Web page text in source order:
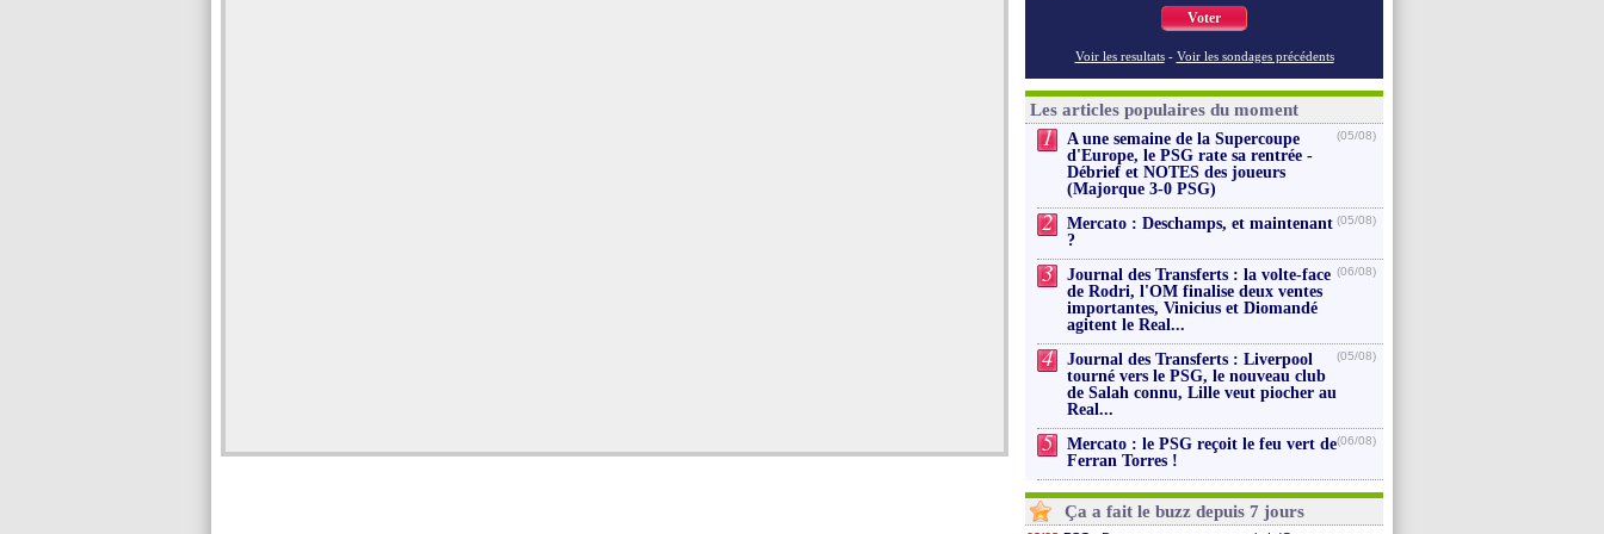
Voter
Voir les resultats - Voir les sondages précédents
Les articles populaires du moment
1
A une semaine de la Supercoupe
d'Europe, le PSG rate sa rentrée -
Débrief et NOTES des joueurs
(Majorque 3-0 PSG)
(05/08)
2
Mercato : Deschamps, et maintenant
?
(05/08)
3
Journal des Transferts : la volte-face
de Rodri, l'OM finalise deux ventes
importantes, Vinicius et Diomandé
agitent le Real...
(06/08)
4
Journal des Transferts : Liverpool
tourné vers le PSG, le nouveau club
de Salah connu, Lille veut piocher au
Real...
(05/08)
5
Mercato : le PSG reçoit le feu vert de
Ferran Torres !
(06/08)
Ça a fait le buzz depuis 7 jours